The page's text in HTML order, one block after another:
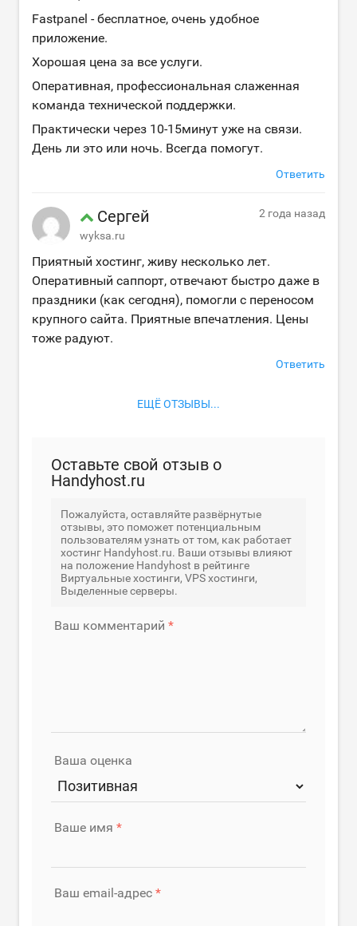
Fastpanel - бесплатное, очень удобное
приложение.
Хорошая цена за все услуги.
Оперативная, профессиональная слаженная
команда технической поддержки.
Практически через 10-15минут уже на связи.
День ли это или ночь. Всегда помогут.
Ответить
Сергей
wyksa.ru
2 года назад
Приятный хостинг, живу несколько лет.
Оперативный саппорт, отвечают быстро даже в
праздники (как сегодня), помогли с переносом
крупного сайта. Приятные впечатления. Цены
тоже радуют.
Ответить
ЕЩЁ ОТЗЫВЫ...
Оставьте свой отзыв о
Handyhost.ru
Пожалуйста, оставляйте развёрнутые
отзывы, это поможет потенциальным
пользователям узнать от том, как работает
хостинг Handyhost.ru. Ваши отзывы влияют
на положение Handyhost в рейтинге
Виртуальные хостинги, VPS хостинги,
Выделенные серверы.
Ваш комментарий
Ваша оценка
Ваше имя
Ваш email-адрес